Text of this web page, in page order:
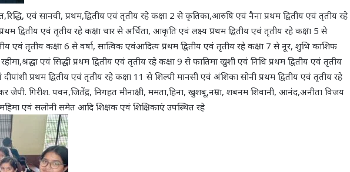
एवं सानवी, प्रथम,द्वितीय एवं तृतीय रहे कक्षा 2 से कृतिका,आरुषि एवं नैना प्रथम द्वितीय एवं तृतीय रहे
द्वितीय एवं तृतीय रहे कक्षा चार से अर्चिता, आकृति एवं लक्ष्य प्रथम द्वितीय एवं तृतीय रहे कक्षा 5 से
एवं तृतीय कक्षा 6 से वर्षा, सात्विक एवंआदित्य प्रथम द्वितीय एवं तृतीय रहे कक्षा 7 से नूर, शुभि काशिफ
एवं सिद्धी प्रथम द्वितीय एवं तृतीय रहे कक्षा 9 से फातिमा खुशी एवं निधि प्रथम द्वितीय एवं तृतीय
प्रथम द्वितीय एवं तृतीय रहे कक्षा 11 से शिल्पी मानसी एवं अंशिका सोनी प्रथम द्वितीय एवं तृतीय रहे
जेपी. गिरीश. पवन,जितेंद्र, निगहत मीनाक्षी, ममता,हिना, खुशबू,नम्रा, शबनम शिवानी, आनंद,अनीता विजय
एवं सलोनी समेत आदि शिक्षक एवं शिक्षिकाएं उपस्थित रहे